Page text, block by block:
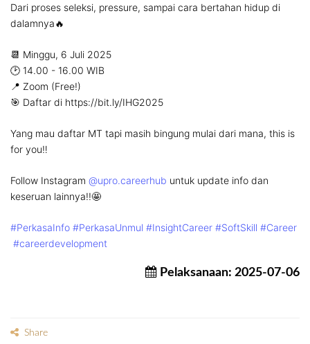
Dari proses seleksi, pressure, sampai cara bertahan hidup di
dalamnya🔥
📆 Minggu, 6 Juli 2025
🕑 14.00 - 16.00 WIB
📍 Zoom (Free!)
🎯 Daftar di https://bit.ly/IHG2025
Yang mau daftar MT tapi masih bingung mulai dari mana, this is
for you‼️
Follow Instagram @upro.careerhub untuk update info dan
keseruan lainnya!!🤩
#PerkasaInfo #PerkasaUnmul #InsightCareer #SoftSkill #Career
#careerdevelopment
Pelaksanaan: 2025-07-06
Share